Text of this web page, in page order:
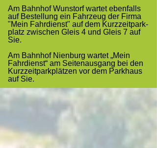
Am Bahnhof Wunstorf wartet eben­falls
auf Be­ste­llung ein Fahrzeug der Fir­ma
"Mein Fahrdienst" auf dem Kurzzeit­park­
platz zwi­schen Gleis 4 und Gleis 7 auf
Sie.
Am Bahnhof Nienburg wartet „Mein
Fahrdienst“ am Seitenausgang bei den
Kurzzeitparkplätzen vor dem Parkhaus
auf Sie.